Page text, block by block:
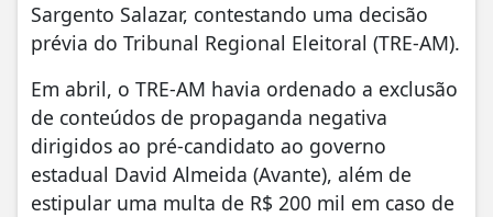
Sargento Salazar, contestando uma decisão
prévia do Tribunal Regional Eleitoral (TRE-AM).
Em abril, o TRE-AM havia ordenado a exclusão
de conteúdos de propaganda negativa
dirigidos ao pré-candidato ao governo
estadual David Almeida (Avante), além de
estipular uma multa de R$ 200 mil em caso de